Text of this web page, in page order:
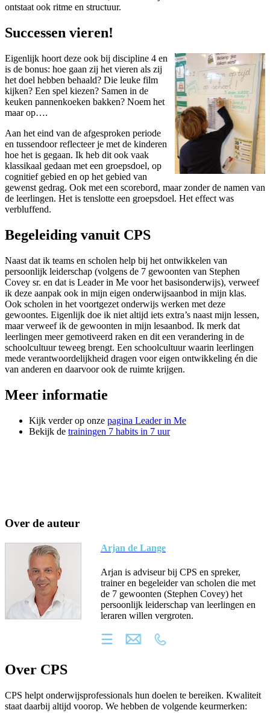
ontstaat ook ritme en structuur.
Successen vieren!
Eigenlijk hoort deze ook bij discipline 4 en
is de bonus: hoe gaan zij het vieren als zij
het doel hebben behaald? Die leuke film
kijken? Een spel kiezen? Samen in de
keuken pannenkoeken bakken? Noem het
maar op….
Aan het eind van de afgesproken periode
en tussendoor reflecteer je met de kinderen
hoe het is gegaan. Ik heb dit ook vaak
klassikaal gedaan met een groepsdoel, op
cognitief gebied en op het gebied van
gewenst gedrag. Ook met een scorebord, maar zonder de namen van
de leerlingen. Het is tenslotte een groepsdoel. Het effect was
verbluffend.
Begeleiding vanuit CPS
Naast dat ik teams en scholen help bij het ontwikkelen van
persoonlijk leiderschap (volgens de 7 gewoonten van Stephen
Covey sr. en dat is Leader in Me voor het basisonderwijs), verweef
ik deze aanpak ook in mijn eigen onderwijsaanbod in mijn klas.
Ook scholen in het voortgezet onderwijs werken met deze
gewoontes. Eigenlijk doe ik niet altijd iets extra’s naast mijn lessen,
maar verweef ik de gewoonten in mijn lesaanbod. Ik merk dat
leerlingen meer gemotiveerd raken en dit een verandering in de
schoolcultuur teweeg brengt. Een schoolcultuur waarin leerlingen
mede verantwoordelijkheid dragen voor eigen ontwikkeling én die
van anderen en daarvoor ook de ruimte krijgen.
Meer informatie
Kijk verder op onze pagina Leader in Me
Bekijk de trainingen 7 habits in 7 uur
Over de auteur
Arjan de Lange
Arjan is adviseur bij CPS en spreker,
trainer en begeleider van scholen die met
de 7 gewoonten (Stephen Covey) het
persoonlijk leiderschap van leerlingen en
leraren willen vergroten.
Over CPS
CPS helpt onderwijsprofessionals hun doelen te bereiken. Kwaliteit
staat daarbij altijd voorop. We hebben de volgende keurmerken: